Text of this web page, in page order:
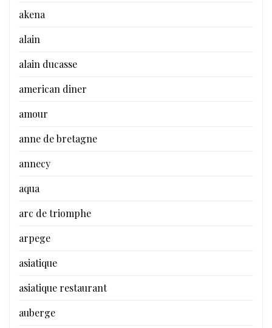
akena
alain
alain ducasse
american diner
amour
anne de bretagne
annecy
aqua
arc de triomphe
arpege
asiatique
asiatique restaurant
auberge